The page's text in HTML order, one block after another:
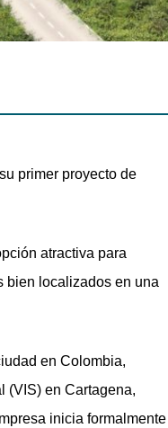
primer proyecto de
atractiva para
bien localizados en una
en Colombia,
(VIS) en Cartagena,
inicia formalmente